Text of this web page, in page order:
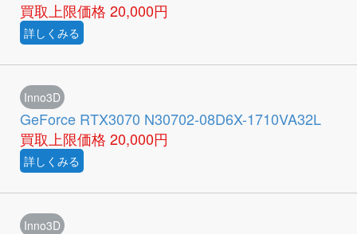
買取上限価格 20,000円
詳しくみる
Inno3D
GeForce RTX3070 N30702-08D6X-1710VA32L
買取上限価格 20,000円
詳しくみる
Inno3D